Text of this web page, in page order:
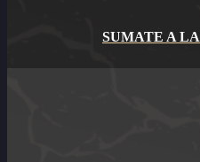
SUMATE A